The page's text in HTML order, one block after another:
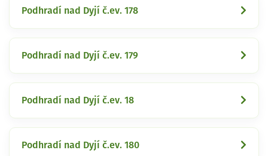
Podhradí nad Dyjí č.ev. 178
Podhradí nad Dyjí č.ev. 179
Podhradí nad Dyjí č.ev. 18
Podhradí nad Dyjí č.ev. 180